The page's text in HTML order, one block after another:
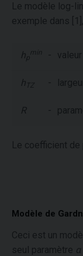
Le modèle log-
exemple dans
hp
min -
h TZ -
R -
Le coefficient
Modèle de
Ceci est un
seul paramètre α